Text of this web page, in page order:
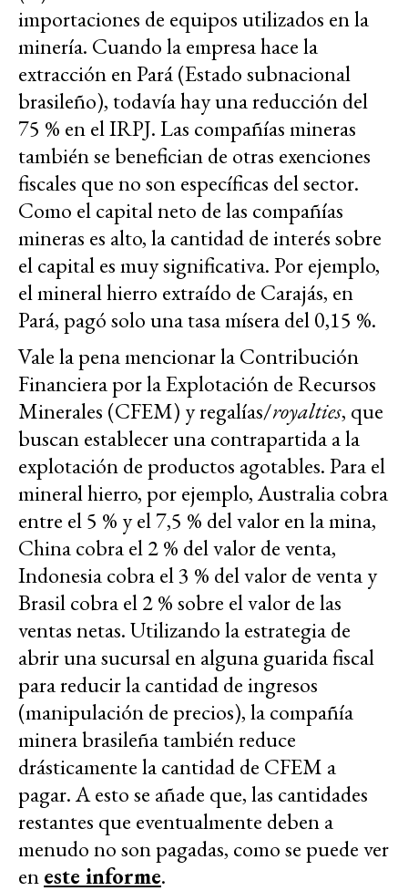
importaciones de equipos utilizados en la
minería. Cuando la empresa hace la
extracción en Pará (Estado subnacional
brasileño), todavía hay una reducción del
75 % en el IRPJ. Las compañías mineras
también se benefician de otras exenciones
fiscales que no son específicas del sector.
Como el capital neto de las compañías
mineras es alto, la cantidad de interés sobre
el capital es muy significativa. Por ejemplo,
el mineral hierro extraído de Carajás, en
Pará, pagó solo una tasa mísera del 0,15 %.
Vale la pena mencionar la Contribución
Financiera por la Explotación de Recursos
Minerales (CFEM) y regalías/royalties, que
buscan establecer una contrapartida a la
explotación de productos agotables. Para el
mineral hierro, por ejemplo, Australia cobra
entre el 5 % y el 7,5 % del valor en la mina,
China cobra el 2 % del valor de venta,
Indonesia cobra el 3 % del valor de venta y
Brasil cobra el 2 % sobre el valor de las
ventas netas. Utilizando la estrategia de
abrir una sucursal en alguna guarida fiscal
para reducir la cantidad de ingresos
(manipulación de precios), la compañía
minera brasileña también reduce
drásticamente la cantidad de CFEM a
pagar. A esto se añade que, las cantidades
restantes que eventualmente deben a
menudo no son pagadas, como se puede ver
eneste informe.